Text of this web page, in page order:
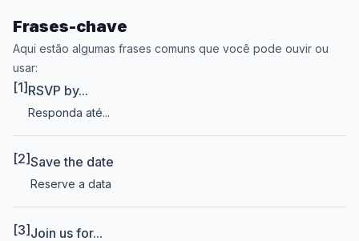
Frases-chave
Aqui estão algumas frases comuns que você pode ouvir ou
usar:
[1] RSVP by...
Responda até...
[2]Save the date
Reserve a data
[3] Join us for...